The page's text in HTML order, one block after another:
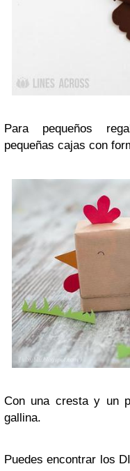
Para pequeños
pequeñas cajas con
Con una cresta y un
gallina.
Puedes encontrar los